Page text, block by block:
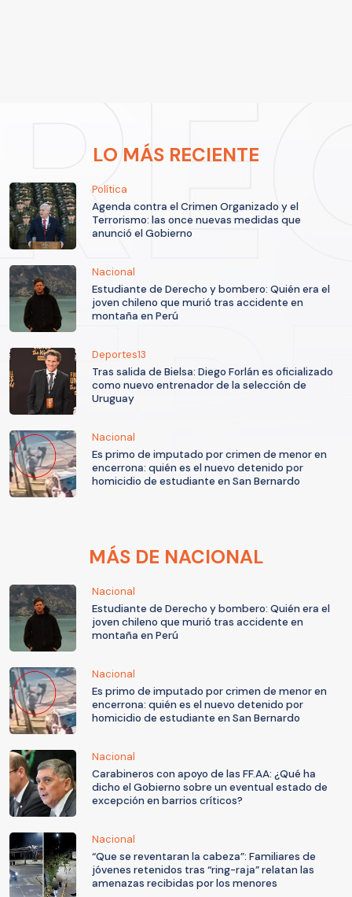
LO MÁS RECIENTE
Política
Agenda contra el Crimen Organizado y el
Terrorismo: las once nuevas medidas que
anunció el Gobierno
Nacional
Estudiante de Derecho y bombero: Quién era el
joven chileno que murió tras accidente en
montaña en Perú
Deportes13
Tras salida de Bielsa: Diego Forlán es oficializado
como nuevo entrenador de la selección de
Uruguay
Nacional
Es primo de imputado por crimen de menor en
encerrona: quién es el nuevo detenido por
homicidio de estudiante en San Bernardo
MÁS DE NACIONAL
Nacional
Estudiante de Derecho y bombero: Quién era el
joven chileno que murió tras accidente en
montaña en Perú
Nacional
Es primo de imputado por crimen de menor en
encerrona: quién es el nuevo detenido por
homicidio de estudiante en San Bernardo
Nacional
Carabineros con apoyo de las FF.AA: ¿Qué ha
dicho el Gobierno sobre un eventual estado de
excepción en barrios críticos?
Nacional
“Que se reventaran la cabeza”: Familiares de
jóvenes retenidos tras “ring-raja” relatan las
amenazas recibidas por los menores